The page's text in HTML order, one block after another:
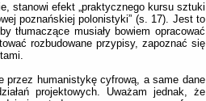
stanowi efekt „praktycznego kursu sztuki
poznańskiej polonistyki” (s. 17). Jest to
tłumaczące musiały bowiem opracować
rozbudowane przypisy, zapoznać się
przez humanistykę cyfrową, a same dane
projektowych. Uważam jednak, że